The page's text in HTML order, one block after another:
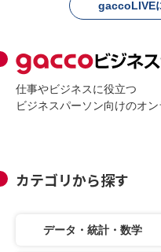
gaccoLIVE
仕事やビジネスに役立つ
ビジネスパーソン向けのオ
カテゴリから探す
データ・統計・数学